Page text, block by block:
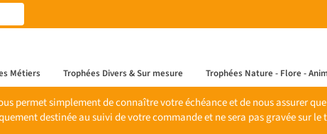
Métiers Trophées Divers & Sur mesure Trophées Nature - Flore -
permet simplement de connaître votre échéance et de nous assurer
destinée au suivi de votre commande et ne sera pas gravée sur le